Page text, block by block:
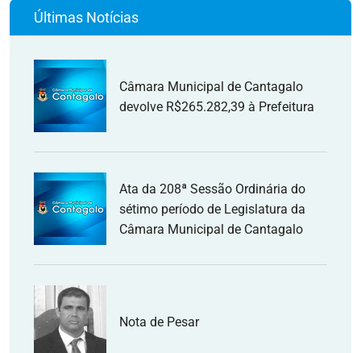
Últimas Notícias
Câmara Municipal de Cantagalo
devolve R$265.282,39 à Prefeitura
Ata da 208ª Sessão Ordinária do
sétimo período de Legislatura da
Câmara Municipal de Cantagalo
Nota de Pesar